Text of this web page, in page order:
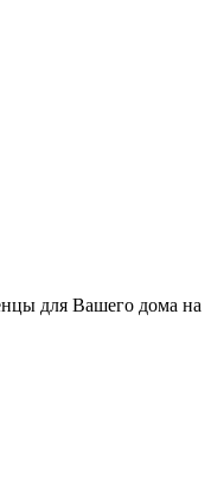
для Вашего дома на